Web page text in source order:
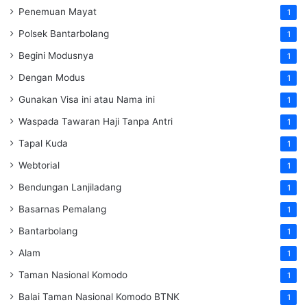
Penemuan Mayat 1
Polsek Bantarbolang 1
Begini Modusnya 1
Dengan Modus 1
Gunakan Visa ini atau Nama ini 1
Waspada Tawaran Haji Tanpa Antri 1
Tapal Kuda 1
Webtorial 1
Bendungan Lanjiladang 1
Basarnas Pemalang 1
Bantarbolang 1
Alam 1
Taman Nasional Komodo 1
Balai Taman Nasional Komodo BTNK 1